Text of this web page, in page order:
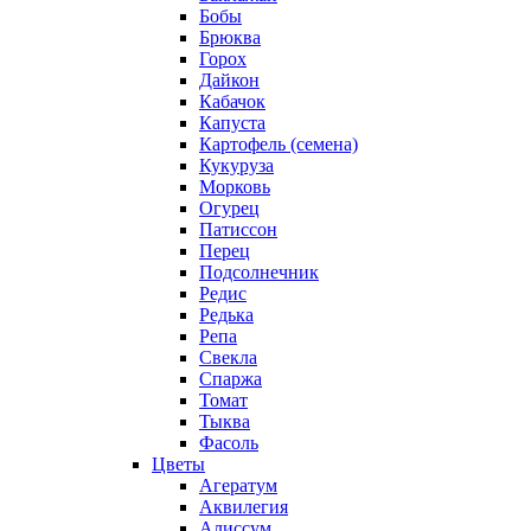
Бобы
Брюква
Горох
Дайкон
Кабачок
Капуста
Картофель (семена)
Кукуруза
Морковь
Огурец
Патиссон
Перец
Подсолнечник
Редис
Редька
Репа
Свекла
Спаржа
Томат
Тыква
Фасоль
Цветы
Агератум
Аквилегия